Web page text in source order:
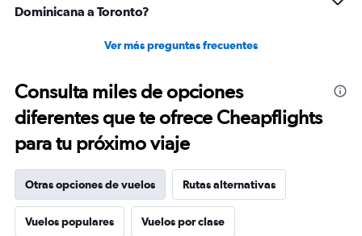
Dominicana a Toronto?
Ver más preguntas frecuentes
Consulta miles de opciones
diferentes que te ofrece Cheapflights
para tu próximo viaje
Otras opciones de vuelos Rutas alternativas
Vuelos populares Vuelos por clase